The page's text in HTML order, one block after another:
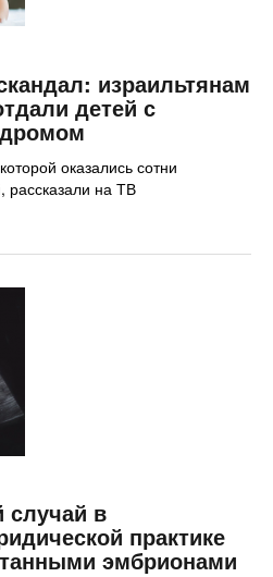
израильтянам
детей с
оказались сотни
рассказали на ТВ
случай в
практике
эмбрионами